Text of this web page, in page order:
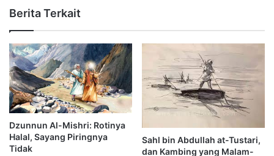
Berita Terkait
Dzunnun Al-Mishri: Rotinya
Halal, Sayang Piringnya
Tidak
Sahl bin Abdullah at-Tustari,
dan Kambing yang Malam-